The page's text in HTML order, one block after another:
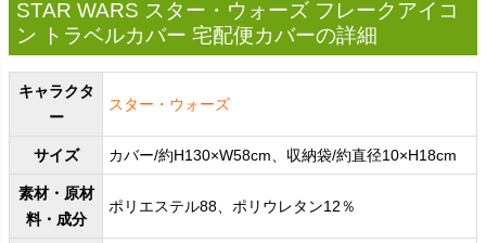
STAR WARS スター・ウォーズ フレークアイコ
ン トラベルカバー 宅配便カバーの詳細
キャラクタ
ー
スター・ウォーズ
サイズ カバー/約H130×W58cm、収納袋/約直径10×H18cm
素材・原材
料・成分
ポリエステル88、ポリウレタン12％